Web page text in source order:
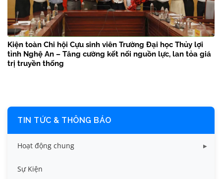
Kiện toàn Chi hội Cựu sinh viên Trường Đại học Thủy lợi
tỉnh Nghệ An – Tăng cường kết nối nguồn lực, lan tỏa giá
trị truyền thống
TIN TỨC & THÔNG BÁO
Hoạt động chung
Tin công tác sinh viên
Sự Kiện